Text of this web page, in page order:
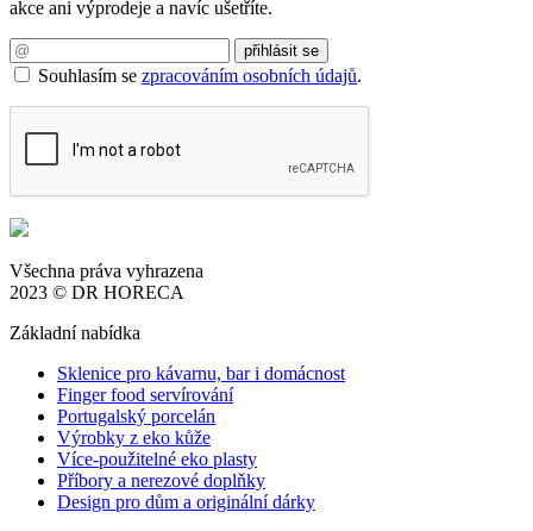
akce ani výprodeje a navíc ušetříte.
Souhlasím se zpracováním osobních údajů.
Všechna práva vyhrazena
2023 © DR HORECA
Základní nabídka
Sklenice pro kávarnu, bar i domácnost
Finger food servírování
Portugalský porcelán
Výrobky z eko kůže
Více-použitelné eko plasty
Příbory a nerezové doplňky
Design pro dům a originální dárky